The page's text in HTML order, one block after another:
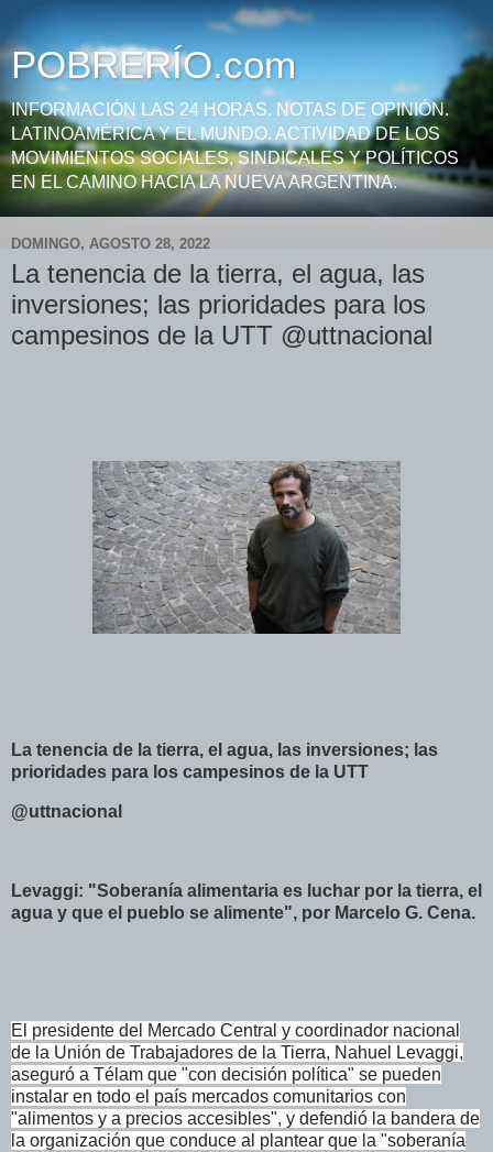
POBRERÍO.com
INFORMACIÓN LAS 24 HORAS. NOTAS DE OPINIÓN.
LATINOAMÉRICA Y EL MUNDO. ACTIVIDAD DE LOS
MOVIMIENTOS SOCIALES, SINDICALES Y POLÍTICOS
EN EL CAMINO HACIA LA NUEVA ARGENTINA.
DOMINGO, AGOSTO 28, 2022
La tenencia de la tierra, el agua, las
inversiones; las prioridades para los
campesinos de la UTT @uttnacional
La tenencia de la tierra, el agua, las inversiones; las
prioridades para los campesinos de la UTT
@uttnacional
Levaggi: "Soberanía alimentaria es luchar por la tierra, el
agua y que el pueblo se alimente", por Marcelo G. Cena.
El presidente del Mercado Central y coordinador nacional
de la Unión de Trabajadores de la Tierra, Nahuel Levaggi,
aseguró a Télam que "con decisión política" se pueden
instalar en todo el país mercados comunitarios con
"alimentos y a precios accesibles", y defendió la bandera de
la organización que conduce al plantear que la "soberanía